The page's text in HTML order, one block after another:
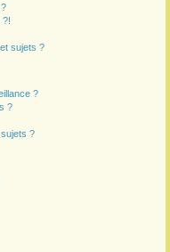
?!
sujets ?
?
?
?